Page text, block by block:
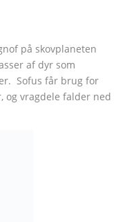
på skovplaneten
af dyr som
Sofus får brug for
og vragdele falder ned